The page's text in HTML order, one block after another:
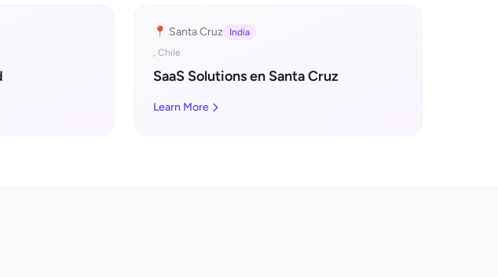
📍 Santa Cruz
India
, Chile
SaaS Solutions en Santa Cruz
Learn More